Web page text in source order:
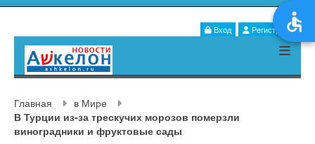
Вход Регистрация
Главная
в Мире
В Турции из-за трескучих морозов померзли
виноградники и фруктовые сады